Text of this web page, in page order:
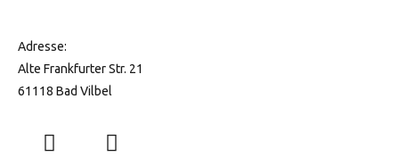
Adresse:
Alte Frankfurter Str. 21
61118 Bad Vilbel